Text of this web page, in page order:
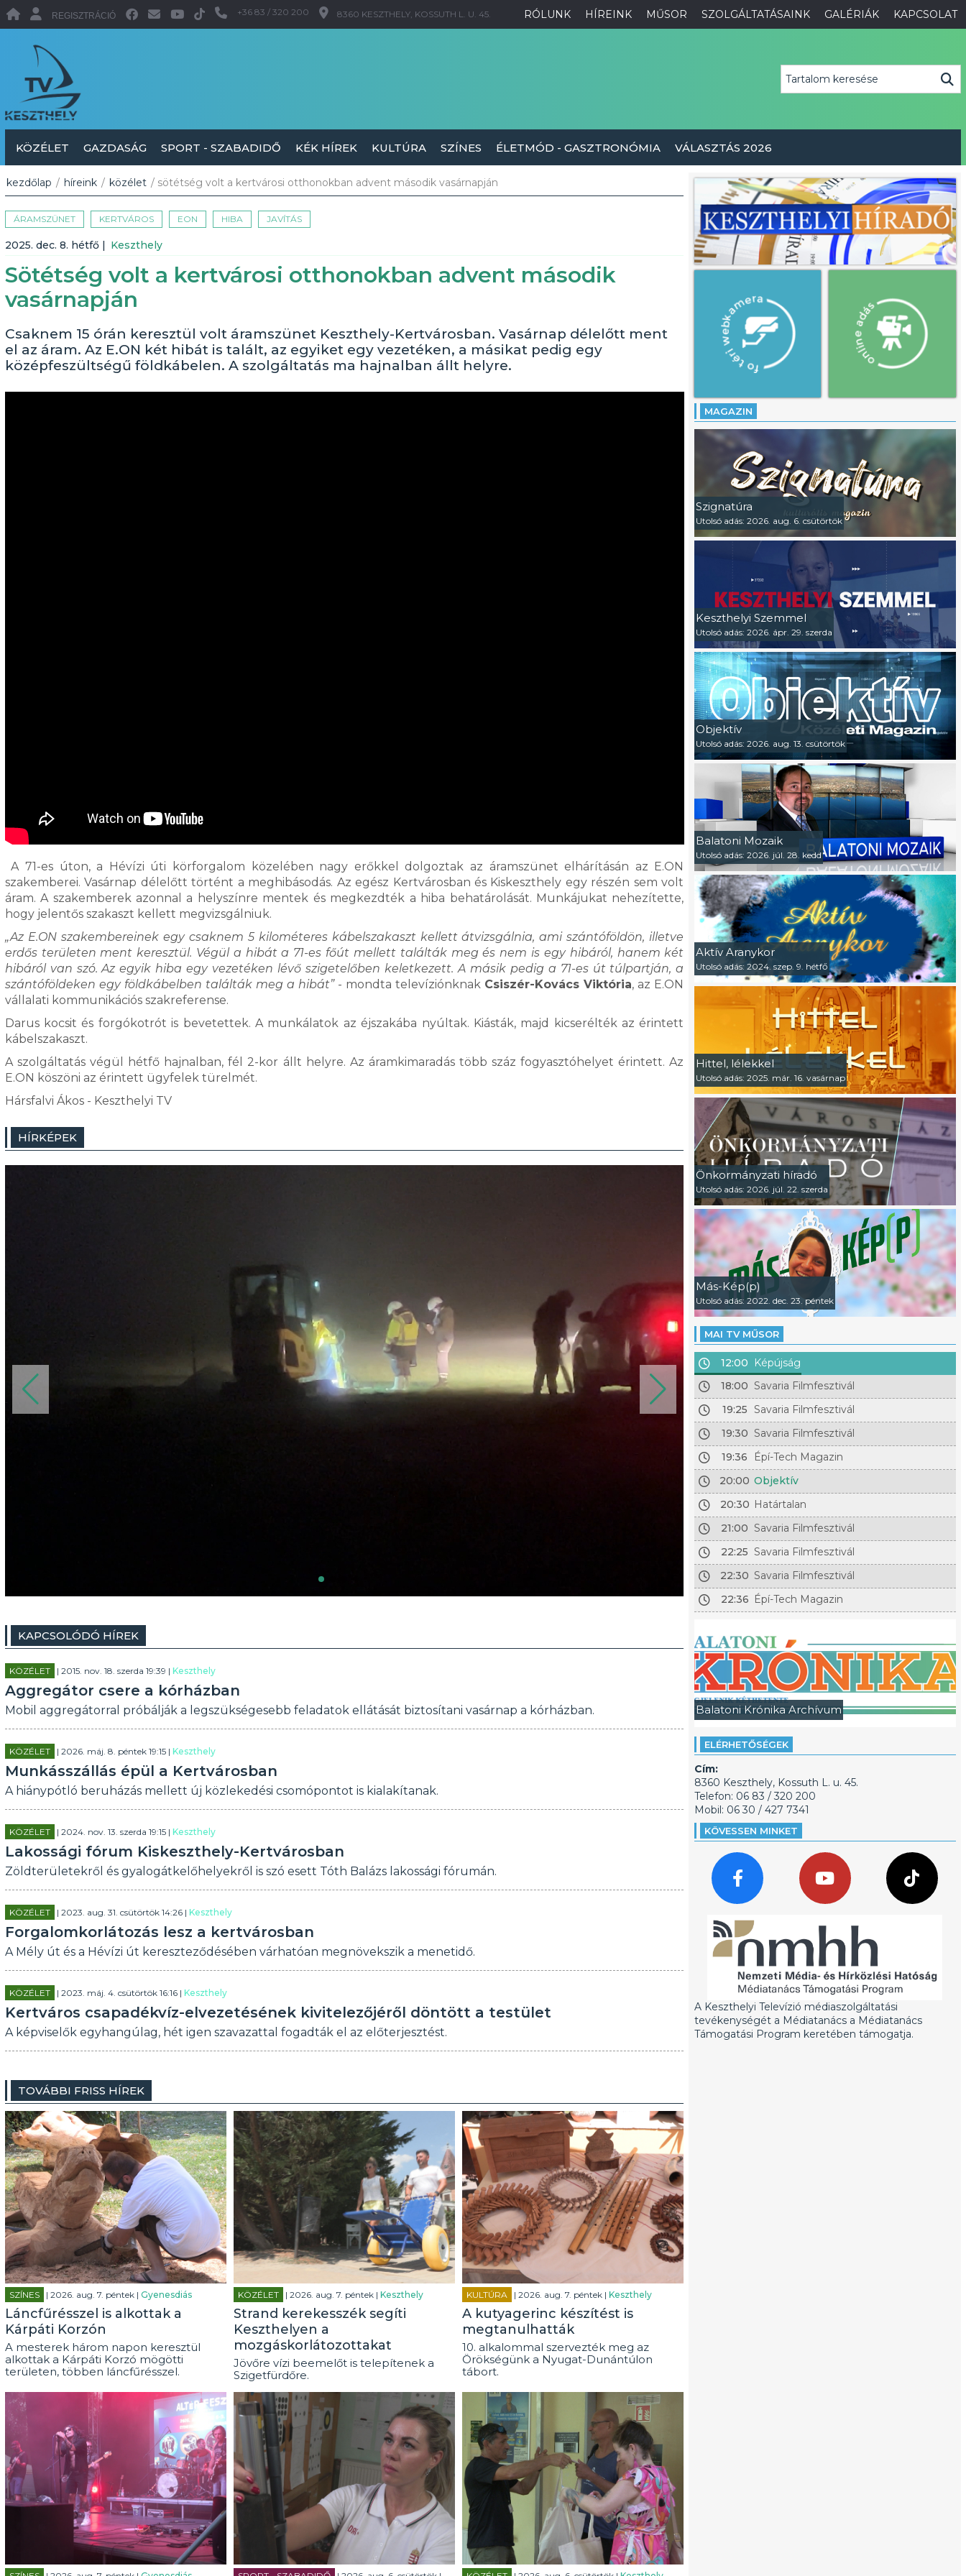
RÓLUNK HÍREINK MŰSOR SZOLGÁLTATÁSAINK GALÉRIÁK KAPCSOLAT
REGISZTRÁCIÓ +36 83 / 320 200 8360 KESZTHELY, KOSSUTH L. U. 45.
KÖZÉLET GAZDASÁG SPORT - SZABADIDŐ KÉK HÍREK KULTÚRA SZÍNES ÉLETMÓD - GASZTRONÓMIA VÁLASZTÁS 2026
kezdőlap / híreink / közélet / sötétség volt a kertvárosi otthonokban advent második vasárnapján
ÁRAMSZÜNET KERTVÁROS EON HIBA JAVÍTÁS
2025. dec. 8. hétfő | Keszthely
Sötétség volt a kertvárosi otthonokban advent második
vasárnapján
Csaknem 15 órán keresztül volt áramszünet Keszthely-Kertvárosban. Vasárnap délelőtt ment
el az áram. Az E.ON két hibát is talált, az egyiket egy vezetéken, a másikat pedig egy
középfeszültségű földkábelen. A szolgáltatás ma hajnalban állt helyre.
A 71-es úton, a Hévízi úti körforgalom közelében nagy erőkkel dolgoztak az áramszünet elhárításán az E.ON
szakemberei. Vasárnap délelőtt történt a meghibásodás. Az egész Kertvárosban és Kiskeszthely egy részén sem volt
áram. A szakemberek azonnal a helyszínre mentek és megkezdték a hiba behatárolását. Munkájukat nehezítette,
hogy jelentős szakaszt kellett megvizsgálniuk.
„Az E.ON szakembereinek egy csaknem 5 kilométeres kábelszakaszt kellett átvizsgálnia, ami szántóföldön, illetve
erdős területen ment keresztül. Végül a hibát a 71-es főút mellett találták meg és nem is egy hibáról, hanem két
hibáról van szó. Az egyik hiba egy vezetéken lévő szigetelőben keletkezett. A másik pedig a 71-es út túlpartján, a
szántóföldeken egy földkábelben találták meg a hibát”- mondta televíziónknak Csiszér-Kovács Viktória, az E.ON
vállalati kommunikációs szakreferense.
Darus kocsit és forgókotrót is bevetettek. A munkálatok az éjszakába nyúltak. Kiásták, majd kicserélték az érintett
kábelszakaszt.
A szolgáltatás végül hétfő hajnalban, fél 2-kor állt helyre. Az áramkimaradás több száz fogyasztóhelyet érintett. Az
E.ON köszöni az érintett ügyfelek türelmét.
Hársfalvi Ákos - Keszthelyi TV
HÍRKÉPEK
KAPCSOLÓDÓ HÍREK
KÖZÉLET | 2015. nov. 18. szerda 19:39 | Keszthely
Aggregátor csere a kórházban
Mobil aggregátorral próbálják a legszükségesebb feladatok ellátását biztosítani vasárnap a kórházban.
KÖZÉLET | 2026. máj. 8. péntek 19:15 | Keszthely
Munkásszállás épül a Kertvárosban
A hiánypótló beruházás mellett új közlekedési csomópontot is kialakítanak.
KÖZÉLET | 2024. nov. 13. szerda 19:15 | Keszthely
Lakossági fórum Kiskeszthely-Kertvárosban
Zöldterületekről és gyalogátkelőhelyekről is szó esett Tóth Balázs lakossági fórumán.
KÖZÉLET | 2023. aug. 31. csütörtök 14:26 | Keszthely
Forgalomkorlátozás lesz a kertvárosban
A Mély út és a Hévízi út kereszteződésében várhatóan megnövekszik a menetidő.
KÖZÉLET | 2023. máj. 4. csütörtök 16:16 | Keszthely
Kertváros csapadékvíz-elvezetésének kivitelezőjéről döntött a testület
A képviselők egyhangúlag, hét igen szavazattal fogadták el az előterjesztést.
TOVÁBBI FRISS HÍREK
SZÍNES | 2026. aug. 7. péntek | Gyenesdiás
Láncfűrésszel is alkottak a
Kárpáti Korzón
A mesterek három napon keresztül
alkottak a Kárpáti Korzó mögötti
területen, többen láncfűrésszel.
KÖZÉLET | 2026. aug. 7. péntek | Keszthely
Strand kerekesszék segíti
Keszthelyen a
mozgáskorlátozottakat
Jövőre vízi beemelőt is telepítenek a
Szigetfürdőre.
KULTÚRA | 2026. aug. 7. péntek | Keszthely
A kutyagerinc készítést is
megtanulhatták
10. alkalommal szervezték meg az
Örökségünk a Nyugat-Dunántúlon
tábort.
MAGAZIN
Szignatúra
Utolsó adás: 2026. aug. 6. csütörtök
Keszthelyi Szemmel
Utolsó adás: 2026. ápr. 29. szerda
Objektív
Utolsó adás: 2026. aug. 13. csütörtök
Balatoni Mozaik
Utolsó adás: 2026. júl. 28. kedd
Aktív Aranykor
Utolsó adás: 2024. szep. 9. hétfő
Hittel, lélekkel
Utolsó adás: 2025. már. 16. vasárnap
Önkormányzati híradó
Utolsó adás: 2026. júl. 22. szerda
Más-Kép(p)
Utolsó adás: 2022. dec. 23. péntek
MAI TV MŰSOR
12:00
Képújság
18:00 Savaria Filmfesztivál
19:25 Savaria Filmfesztivál
19:30 Savaria Filmfesztivál
19:36
Épí-Tech Magazin
20:00 Objektív
20:30 Határtalan
21:00 Savaria Filmfesztivál
22:25 Savaria Filmfesztivál
22:30 Savaria Filmfesztivál
22:36 Épí-Tech Magazin
Balatoni Krónika Archívum
ELÉRHETŐSÉGEK
Cím:
8360 Keszthely, Kossuth L. u. 45.
Telefon: 06 83 / 320 200
Mobil: 06 30 / 427 7341
KÖVESSEN MINKET
A Keszthelyi Televízió médiaszolgáltatási
tevékenységét a Médiatanács a Médiatanács
Támogatási Program keretében támogatja.